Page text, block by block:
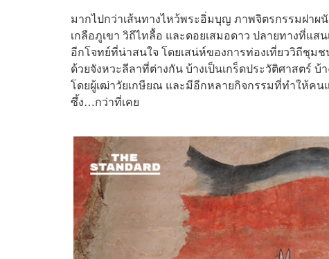
มากไปกว่าเส้นทางไหว้พระอิ่มบุญ ภาพจิตรกรรมฝาผ
เกลือภูเขา วิถีไทลื้อ และดอยเสมอดาว ปลายทางที่แส
อีกโจทย์ที่น่าสนใจ โดยเสน่ห์ของการท่องเที่ยววิถีชุ
ด้วยจังหวะลีลาที่ต่างกัน บ้างเป็นเกร็ดประวัติศาสตร์
โดยผู้เฒ่าวัยเกษียณ และมีอีกหลายกิจกรรมที่ทำให้คน
ซึ้ง…กว่าที่เคย